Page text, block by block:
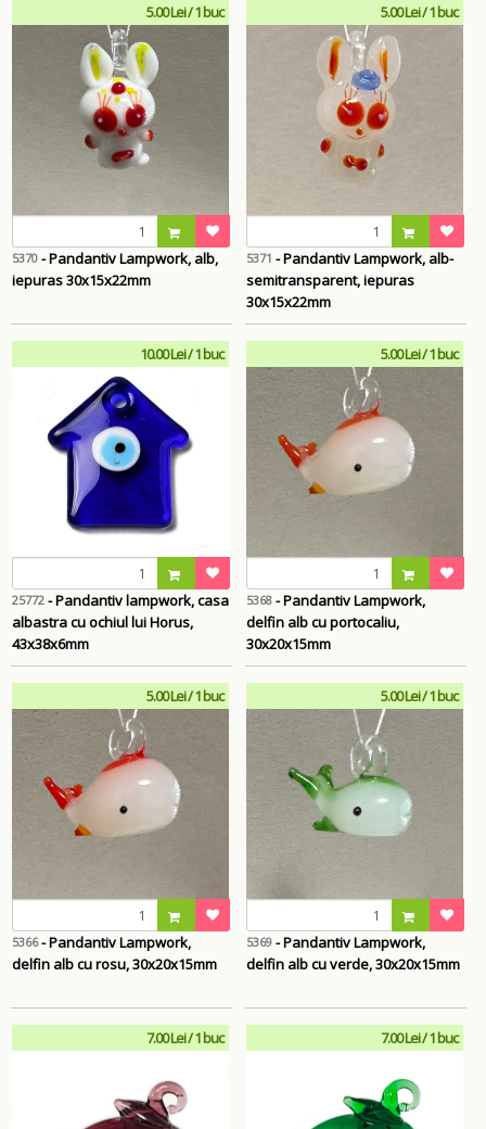
5.00 Lei / 1 buc
5370 - Pandantiv Lampwork, alb,
iepuras 30x15x22mm
5.00 Lei / 1 buc
5371 - Pandantiv Lampwork, alb-
semitransparent, iepuras
30x15x22mm
10.00 Lei / 1 buc
25772 - Pandantiv lampwork, casa
albastra cu ochiul lui Horus,
43x38x6mm
5.00 Lei / 1 buc
5368- Pandantiv Lampwork,
delfin alb cu portocaliu,
30x20x15mm
5.00 Lei / 1 buc
5366- Pandantiv Lampwork,
delfin alb cu rosu, 30x20x15mm
5.00 Lei / 1 buc
5369- Pandantiv Lampwork,
delfin alb cu verde, 30x20x15mm
7.00 Lei / 1 buc 7.00 Lei / 1 buc